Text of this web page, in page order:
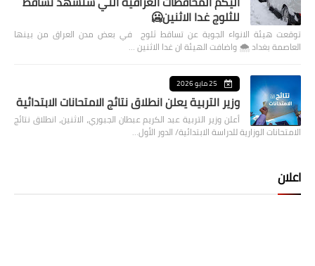
للثلوج غدا الاثنين🥶
توقعت هيئة الانواء الجوية عن تساقط ثلوج في بعض مدن العراق من بينها
العاصمة بغداد ⁦🌨️⁩ واضافت الهيئة ان غدا الاثنين …
25 مايو 2026
وزير التربية يعلن انطلاق نتائج الامتحانات الابتدائية
أعلن وزير التربية عبد الكريم عبطان الجبوري، الاثنين، انطلاق نتائج
الامتحانات الوزارية للدراسة الابتدائية/ الدور الأول…
اعلان